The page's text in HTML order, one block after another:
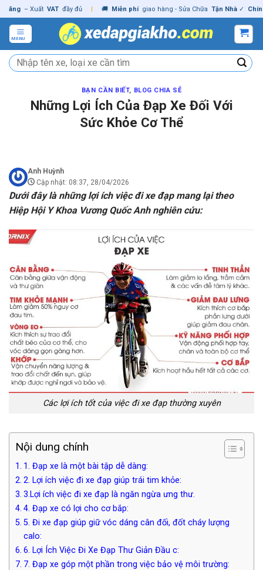
Skip
to
content
– Xuất VAT đầy đủ | 🚚 Miễn phí giao hàng - Sửa Chữa Tận Nhà ✓ Chính
MENU
Tìm
kiếm:
BẠN CẦN BIẾT, BLOG CHIA SẺ
Những Lợi Ích Của Đạp Xe Đối Với
Sức Khỏe Cơ Thể
Anh Huỳnh
Cập nhật: 08:37, 28/04/2026
Dưới đây là những lợi ích việc đi xe đạp mang lại theo
Hiệp Hội Y Khoa Vương Quốc Anh nghiên cứu:
Các lợi ích tốt của việc đi xe đạp thường xuyên
Nội dung chính
1. Đạp xe là một bài tập dễ dàng:
2. Lợi ích việc đi xe đạp giúp trái tim khỏe:
3.Lợi ích việc đi xe đạp là ngăn ngừa ưng thư.
4. Đạp xe có lợi cho cơ bắp:
5. Đi xe đạp giúp giữ vóc dáng cân đối, đốt cháy lượng
calo:
6. Lợi Ích Việc Đi Xe Đạp Thư Giản Đầu c:
7. Đạp xe góp một phần trong việc bảo vệ môi trường: